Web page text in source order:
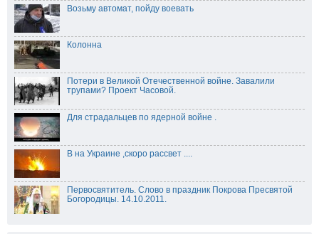
Возьму автомат, пойду воевать
Колонна
Потери в Великой Отечественной войне. Завалили
трупами? Проект Часовой.
Для страдальцев по ядерной войне .
В на Украине ,скоро рассвет ....
Первосвятитель. Слово в праздник Покрова Пресвятой
Богородицы. 14.10.2011.